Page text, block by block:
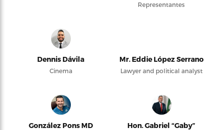
Representantes
Dennis Dávila
Cinema
Mr. Eddie López Serrano
Lawyer and political analyst
González Pons MD
Hon. Gabriel “Gaby”